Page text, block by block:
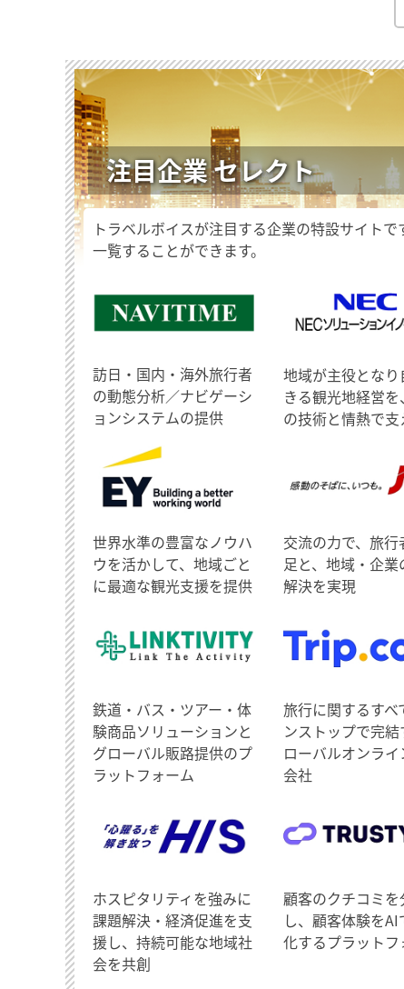
注目企業 セレクト
トラベルボイスが注目する企業の特設サイト
一覧することができます。
訪日・国内・海外旅行者
の動態分析／ナビゲーシ
ョンシステムの提供
地域が主役となり
きる観光地経営
の技術と情熱で支
世界水準の豊富なノウハ
ウを活かして、地域ごと
に最適な観光支援を提供
交流の力で、旅行
足と、地域・企業
解決を実現
鉄道・バス・ツアー・体
験商品ソリューションと
グローバル販路提供のプ
ラットフォーム
旅行に関するすべ
ンストップで完結
ローバルオンラ
会社
ホスピタリティを強みに
課題解決・経済促進を支
援し、持続可能な地域社
会を共創
顧客のクチコミを
し、顧客体験をAI
化するプラットフ